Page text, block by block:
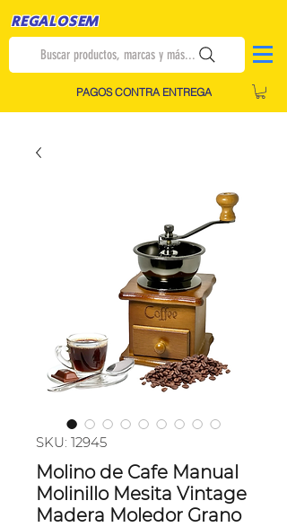
REGALOSEM
Buscar productos, marcas y más...
PAGOS CONTRA ENTREGA
SKU: 12945
Molino de Cafe Manual
Molinillo Mesita Vintage
Madera Moledor Grano